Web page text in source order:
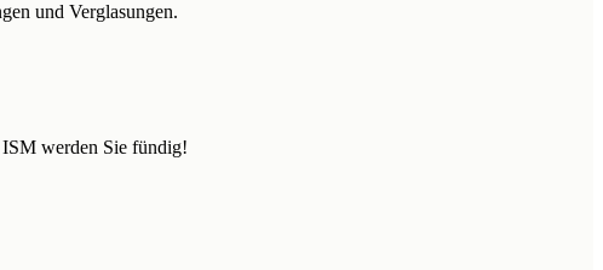
und Verglasungen.
ISM werden Sie fündig!